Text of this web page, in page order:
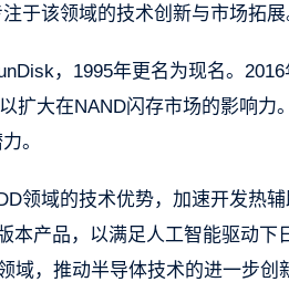
于该领域的技术创新与市场拓展
，1995年更名为现名。
扩大在NAND闪存市场的影响
。
领域的技术优势，加速开发热
本产品，以满足人工智能驱动
域，推动半导体技术的进一步创